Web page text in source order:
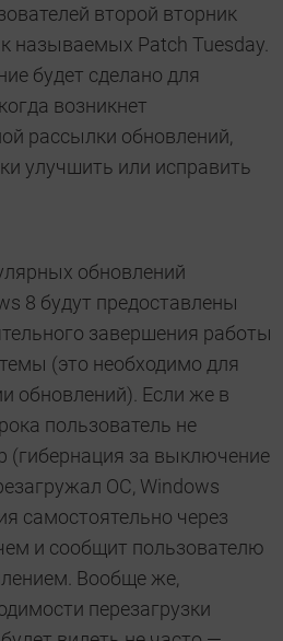
второй вторник
называемых Patch Tuesday.
будет сделано для
возникнет
рассылки обновлений,
улучшить или исправить
обновлений
8 будут предоставлены
завершения работы
(это необходимо для
обновлений). Если же в
пользователь не
за выключение
ОС, Windows
самостоятельно через
и сообщит пользователю
Вообще же,
перезагрузки